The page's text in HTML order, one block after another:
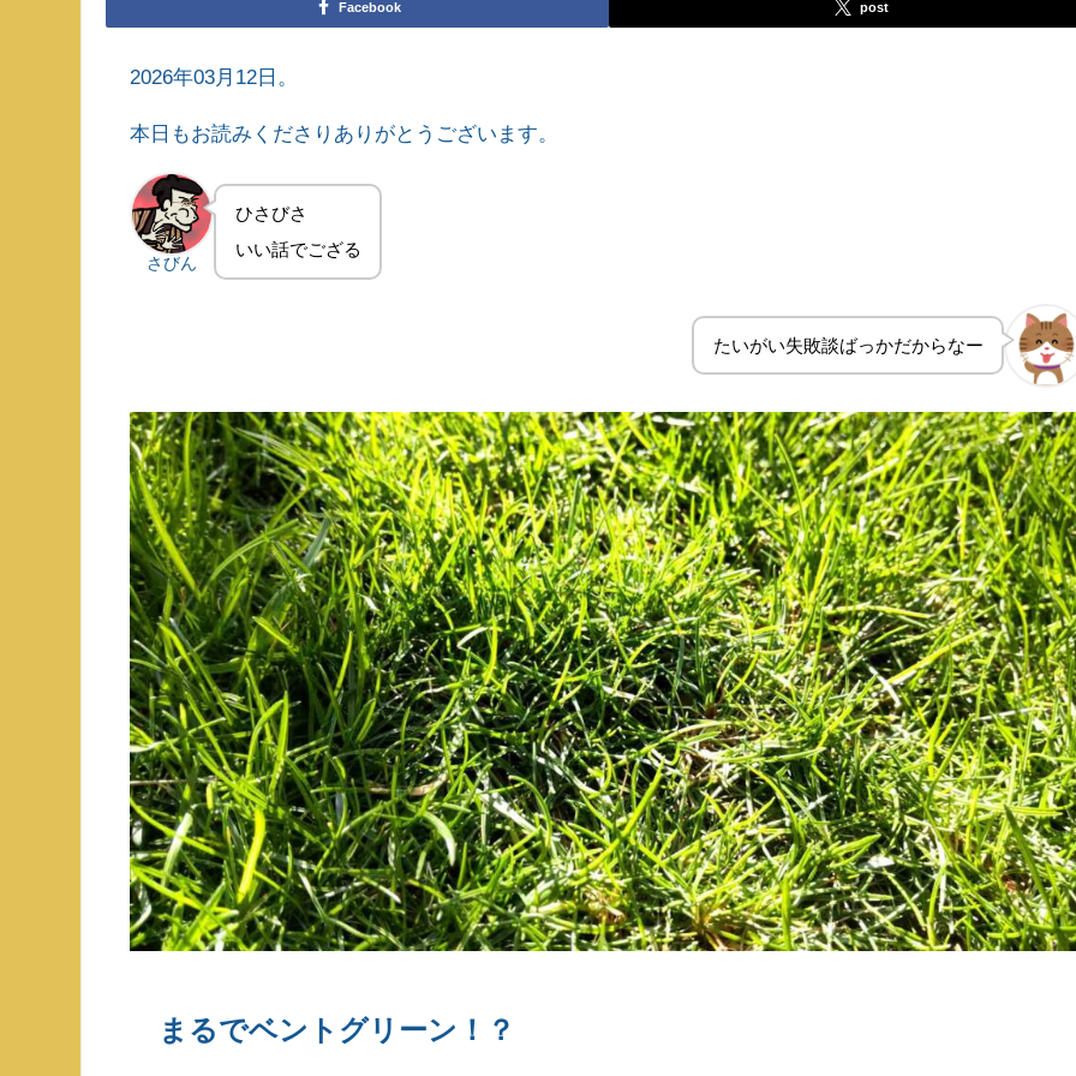
Facebook post
2026年03月12日。
本日もお読みくださりありがとうございます。
さびん
ひさびさ
いい話でござる
たいがい失敗談ばっかだからなー
まるでベントグリーン！？